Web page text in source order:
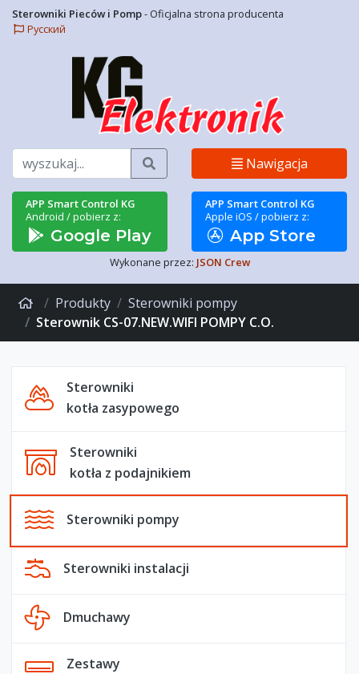
Sterowniki Pieców i Pomp- Oficjalna strona producenta
Русский
Szukaj Nawigacja
APP Smart Control KG
Android / pobierz z:
Google Play
APP Smart Control KG
Apple iOS / pobierz z:
App Store
Wykonane przez: JSON Crew
Produkty
Sterowniki pompy
Sterownik CS-07.NEW.WIFI POMPY C.O.
Sterowniki
kotła zasypowego
Sterowniki
kotła z podajnikiem
Sterowniki pompy
Sterowniki instalacji
Dmuchawy
Zestawy